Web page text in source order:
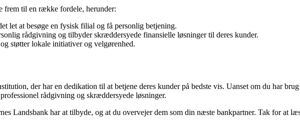
frem til en række fordele, herunder:
let at besøge en fysisk filial og få personlig betjening.
rådgivning og tilbyder skræddersyede finansielle løsninger til deres kunder.
støtter lokale initiativer og velgørenhed.
der har en dedikation til at betjene deres kunder på bedste vis. Uanset om du har
rådgivning og skræddersyede løsninger.
Landsbank har at tilbyde, og at du overvejer dem som din næste bankpartner. Tak for at